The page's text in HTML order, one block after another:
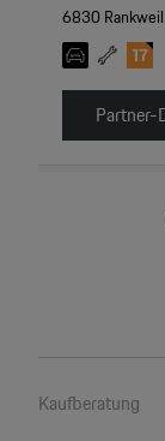
6830 Rankweil
Partner-
Kaufberatung